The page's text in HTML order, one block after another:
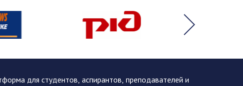
для студентов, аспирантов, преподавателей и